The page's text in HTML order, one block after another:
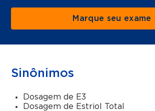
Marque seu exame
Sinônimos
Dosagem de E3
Dosagem de Estriol Total